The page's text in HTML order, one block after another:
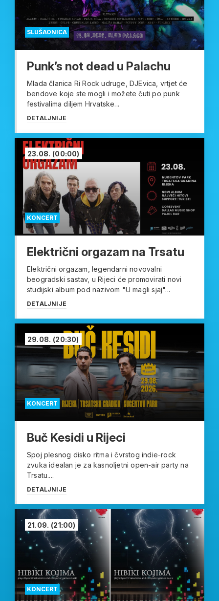
SLUŠAONICA
Punk’s not dead u Palachu
Mlada članica Ri Rock udruge, DJEvica, vrtjet će
bendove koje ste mogli i možete čuti po punk
festivalima diljem Hrvatske...
DETALJNIJE
KONCERT
23.08. (00:00)
Električni orgazam na Trsatu
Električni orgazam, legendarni novovalni
beogradski sastav, u Rijeci će promovirati novi
studijski album pod nazivom "U magli sjaj"...
DETALJNIJE
KONCERT
29.08. (20:30)
Buč Kesidi u Rijeci
Spoj plesnog disko ritma i čvrstog indie-rock
zvuka idealan je za kasnoljetni open-air party na
Trsatu....
DETALJNIJE
KONCERT
21.09. (21:00)